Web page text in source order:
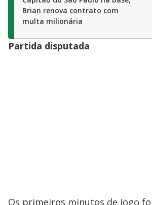
Brian renova contrato com
multa milionária
Partida disputada
Os primeiros minutos de jogo